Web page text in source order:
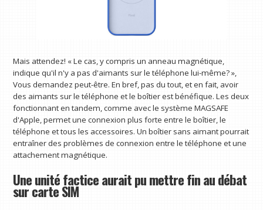
Mais attendez! « Le cas, y compris un anneau magnétique,
indique qu'il n'y a pas d'aimants sur le téléphone lui-même? »,
Vous demandez peut-être. En bref, pas du tout, et en fait, avoir
des aimants sur le téléphone et le boîtier est bénéfique. Les deux
fonctionnant en tandem, comme avec le système MAGSAFE
d'Apple, permet une connexion plus forte entre le boîtier, le
téléphone et tous les accessoires. Un boîtier sans aimant pourrait
entraîner des problèmes de connexion entre le téléphone et une
attachement magnétique.
Une unité factice aurait pu mettre fin au débat
sur carte SIM